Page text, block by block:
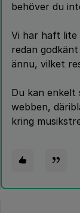
behöver du
Vi har haft lite
redan
ännu, vilket
Du kan enkelt
webben,
kring